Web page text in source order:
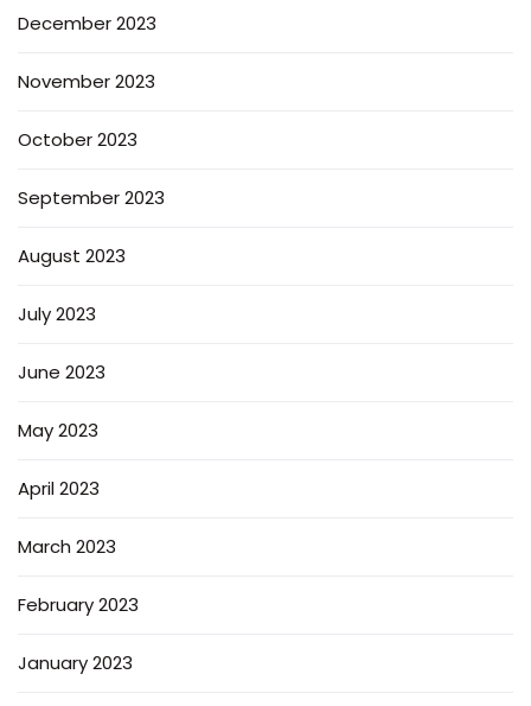
December 2023
November 2023
October 2023
September 2023
August 2023
July 2023
June 2023
May 2023
April 2023
March 2023
February 2023
January 2023